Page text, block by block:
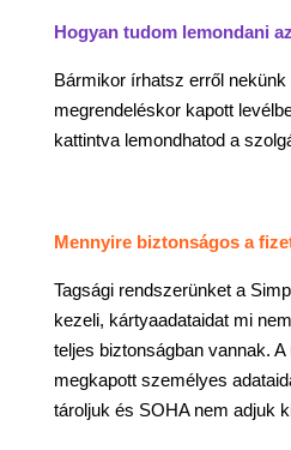
Hogyan tudom lemondani
Bármikor írhatsz erről
megrendeléskor kapott
kattintva lemondhatod a
Mennyire biztonságos a
Tagsági rendszerünket a
kezeli, kártyaadataidat mi
teljes biztonságban vannak.
megkapott személyes
tároljuk és SOHA nem adjuk